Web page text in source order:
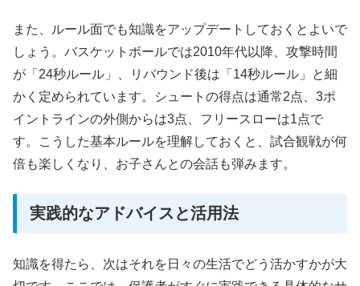
また、ルール面でも知識をアップデートしておくとよいで
しょう。バスケットボールでは2010年代以降、攻撃時間
が「24秒ルール」、リバウンド後は「14秒ルール」と細
かく定められています。シュートの得点は通常2点、3ポ
イントラインの外側からは3点、フリースローは1点で
す。こうした基本ルールを理解しておくと、試合観戦が何
倍も楽しくなり、お子さんとの会話も弾みます。
実践的なアドバイスと活用法
知識を得たら、次はそれを日々の生活でどう活かすかが大